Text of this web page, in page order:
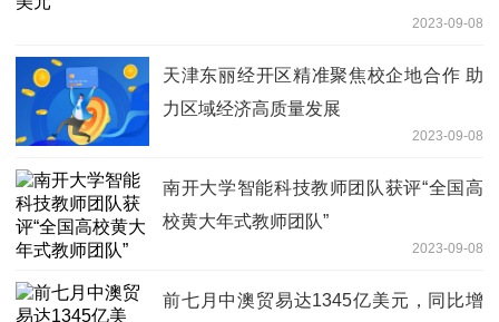
2023-09-08
天津东丽经开区精准聚焦校企地合作 助
力区域经济高质量发展
2023-09-08
南开大学智能科技教师团队获评“全国高
校黄大年式教师团队”
2023-09-08
前七月中澳贸易达1345亿美元，同比增